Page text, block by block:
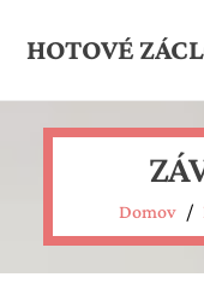
HOTOVÉ
Domov /